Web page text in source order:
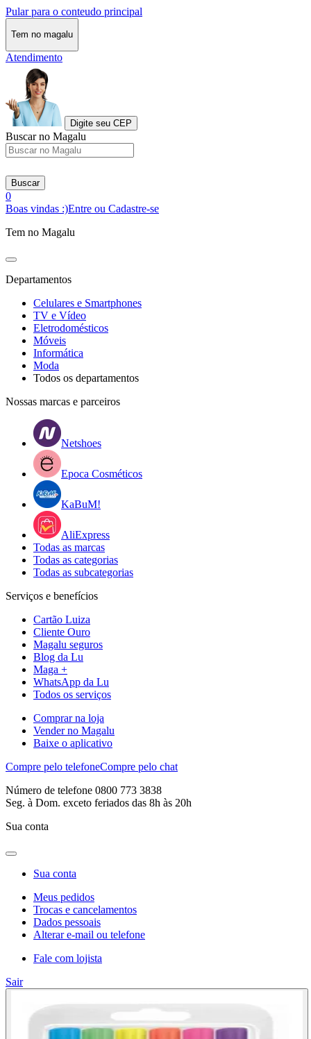
Pular para o conteudo principal
Tem no magalu
Atendimento
Digite seu CEP
Buscar no Magalu
Buscar
0
Boas vindas :)Entre ou Cadastre-se
Tem no Magalu
Departamentos
Celulares e Smartphones
TV e Vídeo
Eletrodomésticos
Móveis
Informática
Moda
Todos os departamentos
Nossas marcas e parceiros
Netshoes
Epoca Cosméticos
KaBuM!
AliExpress
Todas as marcas
Todas as categorias
Todas as subcategorias
Serviços e benefícios
Cartão Luiza
Cliente Ouro
Magalu seguros
Blog da Lu
Maga +
WhatsApp da Lu
Todos os serviços
Comprar na loja
Vender no Magalu
Baixe o aplicativo
Compre pelo telefoneCompre pelo chat
Número de telefone 0800 773 3838
Seg. à Dom. exceto feriados das 8h às 20h
Sua conta
Sua conta
Meus pedidos
Trocas e cancelamentos
Dados pessoais
Alterar e-mail ou telefone
Fale com lojista
Sair